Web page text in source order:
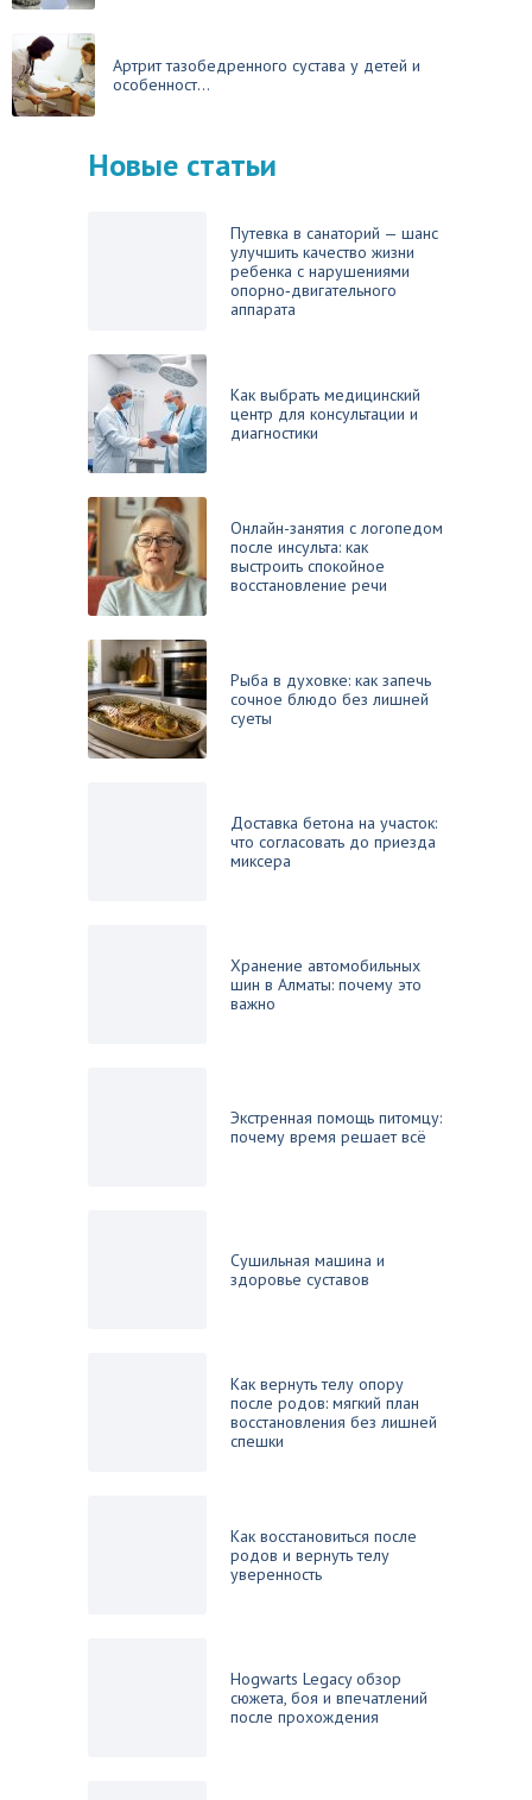
Артрит тазобедренного сустава у детей и
особенност...
Новые статьи
Путевка в санаторий — шанс
улучшить качество жизни
ребенка с нарушениями
опорно‑двигательного
аппарата
Как выбрать медицинский
центр для консультации и
диагностики
Онлайн-занятия с логопедом
после инсульта: как
выстроить спокойное
восстановление речи
Рыба в духовке: как запечь
сочное блюдо без лишней
суеты
Доставка бетона на участок:
что согласовать до приезда
миксера
Хранение автомобильных
шин в Алматы: почему это
важно
Экстренная помощь питомцу:
почему время решает всё
Сушильная машина и
здоровье суставов
Как вернуть телу опору
после родов: мягкий план
восстановления без лишней
спешки
Как восстановиться после
родов и вернуть телу
уверенность
Hogwarts Legacy обзор
сюжета, боя и впечатлений
после прохождения